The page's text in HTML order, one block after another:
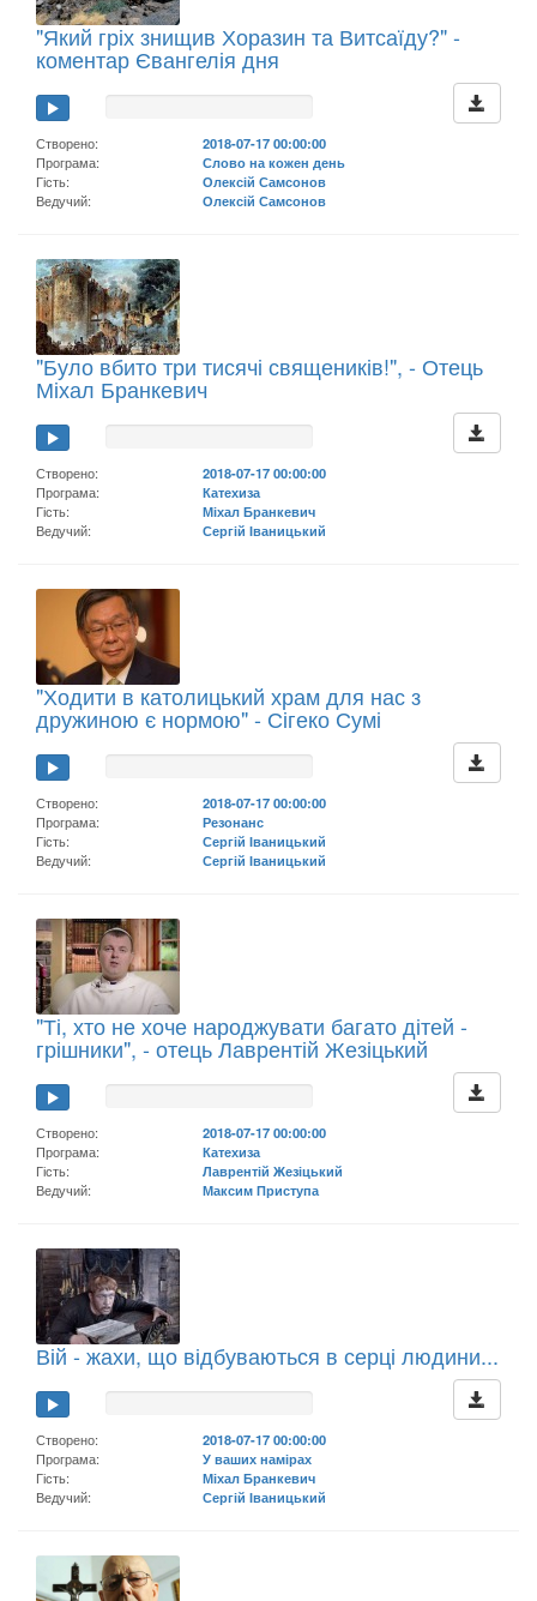
"Який гріх знищив Хоразин та Витсаїду?" -
коментар Євангелія дня
Створено:
2018-07-17 00:00:00
Програма:
Слово на кожен день
Гість:
Олексій Самсонов
Ведучий:
Олексій Самсонов
"Було вбито три тисячі священиків!", - Отець
Міхал Бранкевич
Створено:
2018-07-17 00:00:00
Програма:
Катехиза
Гість:
Міхал Бранкевич
Ведучий:
Сергій Іваницький
"Ходити в католицький храм для нас з
дружиною є нормою" - Сігеко Сумі
Створено:
2018-07-17 00:00:00
Програма:
Резонанс
Гість:
Сергій Іваницький
Ведучий:
Сергій Іваницький
"Ті, хто не хоче народжувати багато дітей -
грішники", - отець Лаврентій Жезіцький
Створено:
2018-07-17 00:00:00
Програма:
Катехиза
Гість:
Лаврентій Жезіцький
Ведучий:
Максим Приступа
Вій - жахи, що відбуваються в серці людини...
Створено:
2018-07-17 00:00:00
Програма:
У ваших намірах
Гість:
Міхал Бранкевич
Ведучий:
Сергій Іваницький